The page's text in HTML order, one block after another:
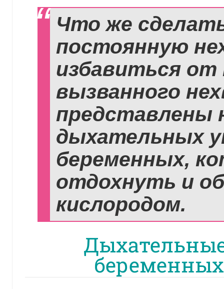
Что же
постоянную
избавиться от
вызванного
представлены
дыхательных
беременных,
отдохнуть и
кислородом.